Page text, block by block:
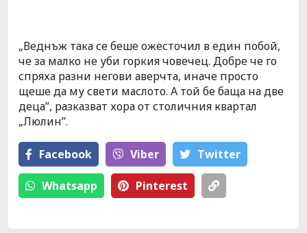
„Веднъж така се беше ожесточил в един побой,
че за малко не уби горкия човечец. Добре че го
спряха разни негови аверчта, иначе просто
щеше да му свети маслото. А той бе баща на две
деца”, разказват хора от столичния квартал
„Люлин”.
Facebook Viber Тwitter
Whatsapp Pinterest